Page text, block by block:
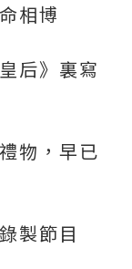
相博
后》裏寫
物，早已
製節目